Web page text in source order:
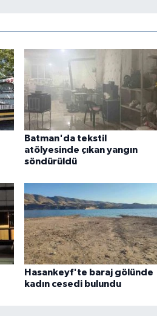
Batman'da tekstil
atölyesinde çıkan yangın
söndürüldü
Hasankeyf'te baraj gölünde
kadın cesedi bulundu